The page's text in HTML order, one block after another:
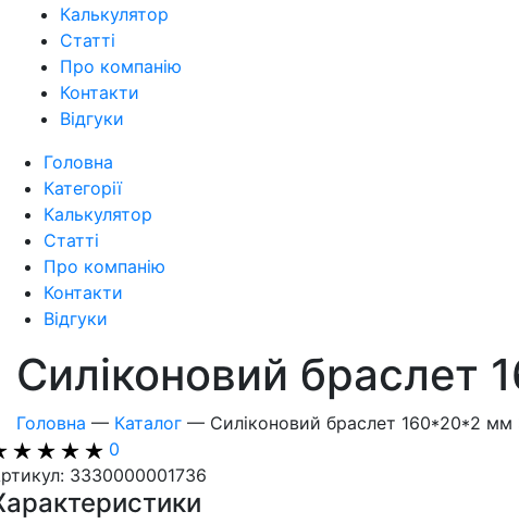
Калькулятор
Статті
Про компанію
Контакти
Відгуки
Головна
Категорії
Калькулятор
Статті
Про компанію
Контакти
Відгуки
Силіконовий
Головна — Каталог — Силіконовий браслет 160*20*2 мм
0
3330000001736